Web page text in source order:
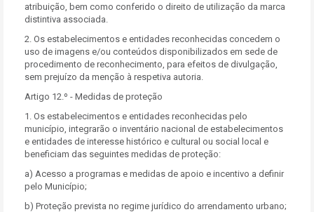
atribuição, bem como conferido o direito de utilização da marca
distintiva associada.
2. Os estabelecimentos e entidades reconhecidas concedem o
uso de imagens e/ou conteúdos disponibilizados em sede de
procedimento de reconhecimento, para efeitos de divulgação,
sem prejuízo da menção à respetiva autoria.
Artigo 12.º - Medidas de proteção
1. Os estabelecimentos e entidades reconhecidas pelo
município, integrarão o inventário nacional de estabelecimentos
e entidades de interesse histórico e cultural ou social local e
beneficiam das seguintes medidas de proteção:
a) Acesso a programas e medidas de apoio e incentivo a definir
pelo Município;
b) Proteção prevista no regime jurídico do arrendamento urbano;